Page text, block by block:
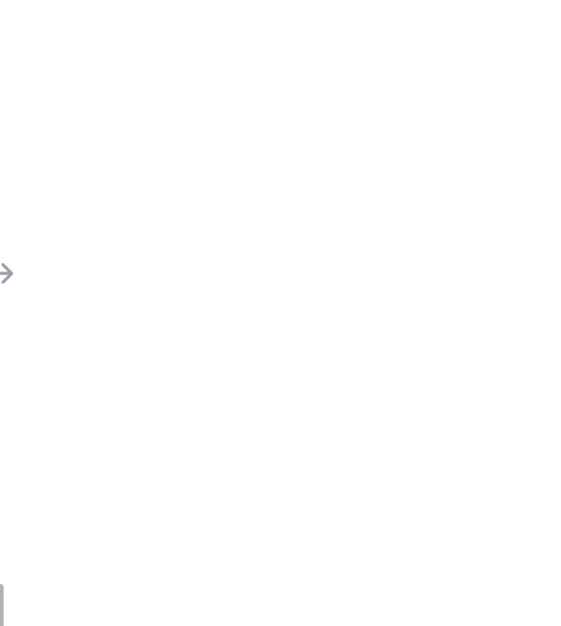
Mes petits-enfants viennent passer le